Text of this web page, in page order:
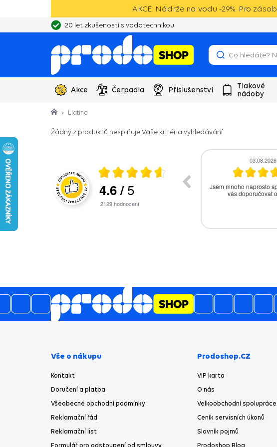
AKCE: Nádrže na vodu -29%. Pro
20 let zkušeností s vodotechnikou
Akce Čerpadla Příslušenství
Tlakové
nádoby
Liatina
Žádný z produktů nesplňuje Vaše kritéria vyhledávání.
4.6/5
2129hodnocení
a budu
Bezproblémová komunikace, rychlé
vyřešení drobného problému.
27.07.2026
vše v pořádku,
Vše o nákupu
Kontakt
Doručení a platba
Všeobecné obchodní podmínky
Reklamační řád
Reklamační list
Formulář pro odstoupení od smlouvy
Prodoshop.CZ
VIP karta
O nás
Velkoobchodní spolupráce
Ceník servisních úkonů
Slovník pojmů
Prodoshop Blog